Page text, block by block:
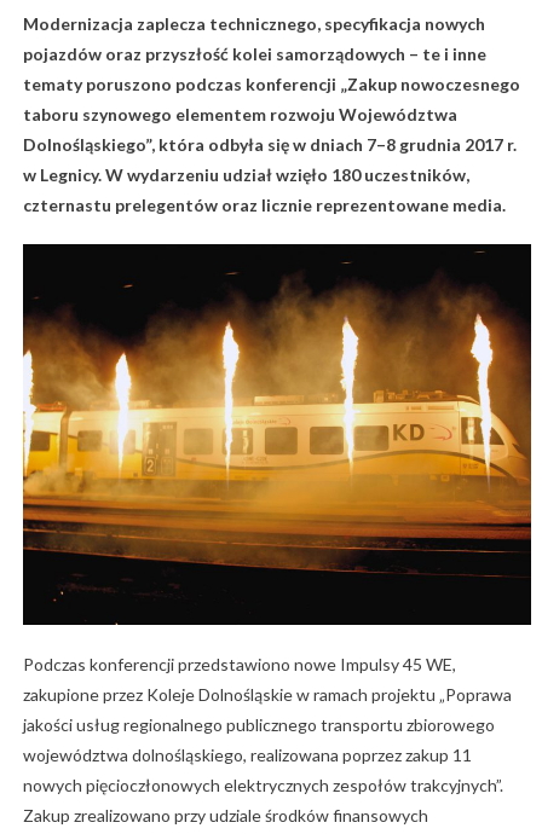
Modernizacja zaplecza technicznego, specyfikacja nowych
pojazdów oraz przyszłość kolei samorządowych – te i inne
tematy poruszono podczas konferencji „Zakup nowoczesnego
taboru szynowego elementem rozwoju Województwa
Dolnośląskiego”, która odbyła się w dniach 7–8 grudnia 2017 r.
w Legnicy.W wydarzeniu udział wzięło 180 uczestników,
czternastu prelegentów oraz licznie reprezentowane media.
Podczas konferencji przedstawiono nowe Impulsy 45 WE,
zakupione przez Koleje Dolnośląskie w ramach projektu „Poprawa
jakości usług regionalnego publicznego transportu zbiorowego
województwa dolnośląskiego, realizowana poprzez zakup 11
nowych pięcioczłonowych elektrycznych zespołów trakcyjnych”.
Zakup zrealizowano przy udziale środków finansowych